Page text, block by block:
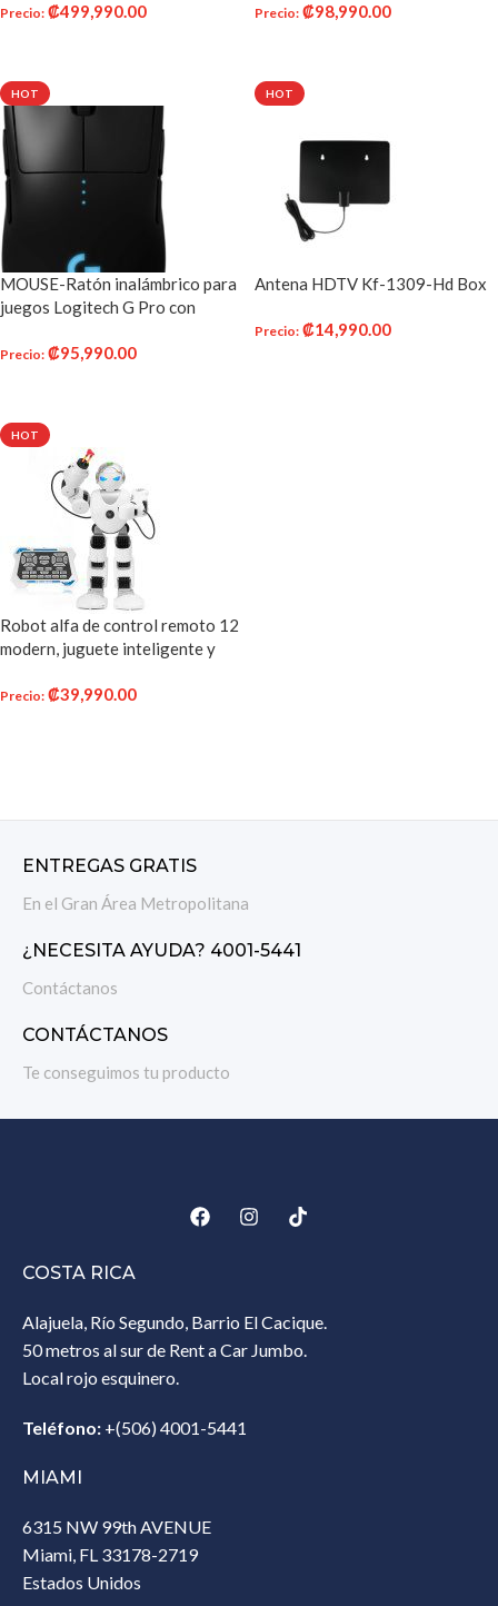
Ryzen DVD, Wi-Fi USB,
Precio: ₡499,990.00
9 Incluye cámara instantánea +
Selfie + Álbum y más
Precio: ₡98,990.00
HOT
MOUSE-Ratón inalámbrico para
juegos Logitech G Pro con
Precio: ₡95,990.00
HOT
Antena HDTV Kf-1309-Hd Box
Precio: ₡14,990.00
HOT
Robot alfa de control remoto 12
modern, juguete inteligente y
Precio: ₡39,990.00
ENTREGAS GRATIS
En el Gran Área Metropolitana
¿NECESITA AYUDA? 4001-5441
Contáctanos
CONTÁCTANOS
Te conseguimos tu producto
COSTA RICA
Alajuela, Río Segundo, Barrio El Cacique.
50 metros al sur de Rent a Car Jumbo.
Local rojo esquinero.
Teléfono: +(506) 4001-5441
MIAMI
6315 NW 99th AVENUE
Miami, FL 33178-2719
Estados Unidos‎